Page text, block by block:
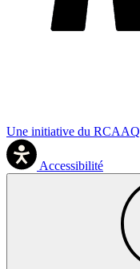
Une initiative du RCAAQ
Accessibilité